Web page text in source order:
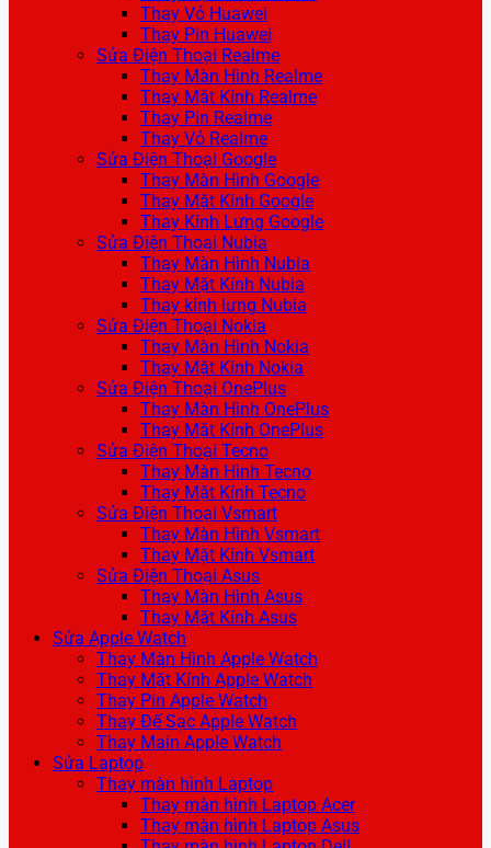
Thay Vỏ Huawei
Thay Pin Huawei
Sửa Điện Thoại Realme
Thay Màn Hình Realme
Thay Mặt Kính Realme
Thay Pin Realme
Thay Vỏ Realme
Sửa Điện Thoại Google
Thay Màn Hình Google
Thay Mặt Kính Google
Thay Kính Lưng Google
Sửa Điện Thoại Nubia
Thay Màn Hình Nubia
Thay Mặt Kính Nubia
Thay kính lưng Nubia
Sửa Điện Thoại Nokia
Thay Màn Hình Nokia
Thay Mặt Kính Nokia
Sửa Điện Thoại OnePlus
Thay Màn Hình OnePlus
Thay Mặt Kính OnePlus
Sửa Điện Thoại Tecno
Thay Màn Hình Tecno
Thay Mặt Kính Tecno
Sửa Điện Thoại Vsmart
Thay Màn Hình Vsmart
Thay Mặt Kính Vsmart
Sửa Điện Thoại Asus
Thay Màn Hình Asus
Thay Mặt Kính Asus
Sửa Apple Watch
Thay Màn Hình Apple Watch
Thay Mặt Kính Apple Watch
Thay Pin Apple Watch
Thay Đế Sạc Apple Watch
Thay Main Apple Watch
Sửa Laptop
Thay màn hình Laptop
Thay màn hình Laptop Acer
Thay màn hình Laptop Asus